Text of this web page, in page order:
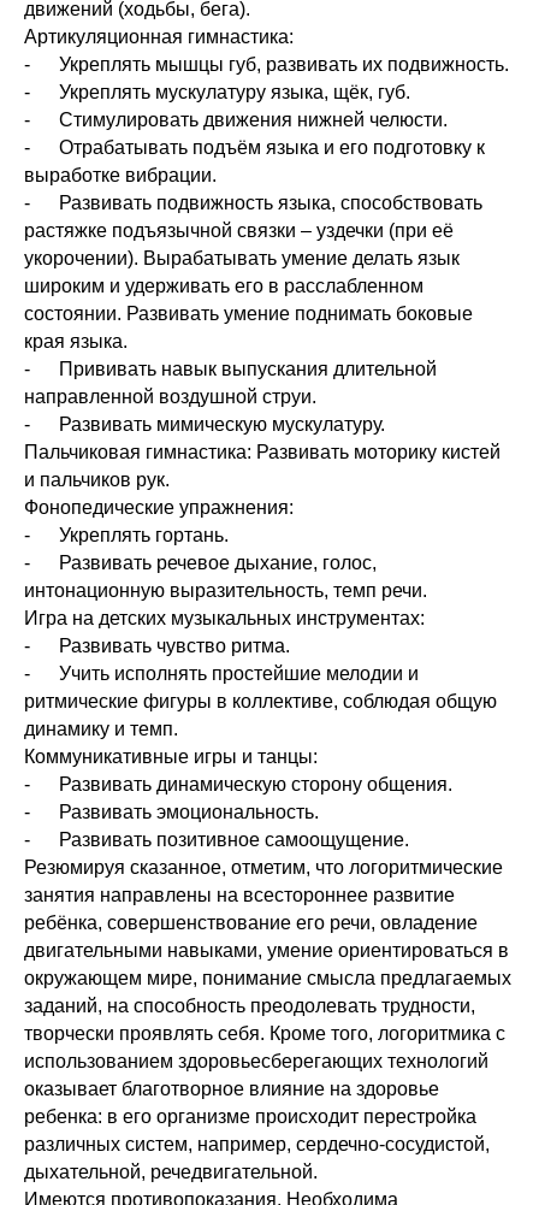
движений (ходьбы, бега).
Артикуляционная гимнастика:
- Укреплять мышцы губ, развивать их подвижность.
- Укреплять мускулатуру языка, щёк, губ.
- Стимулировать движения нижней челюсти.
- Отрабатывать подъём языка и его подготовку к
выработке вибрации.
- Развивать подвижность языка, способствовать
растяжке подъязычной связки – уздечки (при её
укорочении). Вырабатывать умение делать язык
широким и удерживать его в расслабленном
состоянии. Развивать умение поднимать боковые
края языка.
- Прививать навык выпускания длительной
направленной воздушной струи.
- Развивать мимическую мускулатуру.
Пальчиковая гимнастика: Развивать моторику кистей
и пальчиков рук.
Фонопедические упражнения:
- Укреплять гортань.
- Развивать речевое дыхание, голос,
интонационную выразительность, темп речи.
Игра на детских музыкальных инструментах:
- Развивать чувство ритма.
- Учить исполнять простейшие мелодии и
ритмические фигуры в коллективе, соблюдая общую
динамику и темп.
Коммуникативные игры и танцы:
- Развивать динамическую сторону общения.
- Развивать эмоциональность.
- Развивать позитивное самоощущение.
Резюмируя сказанное, отметим, что логоритмические
занятия направлены на всестороннее развитие
ребёнка, совершенствование его речи, овладение
двигательными навыками, умение ориентироваться в
окружающем мире, понимание смысла предлагаемых
заданий, на способность преодолевать трудности,
творчески проявлять себя. Кроме того, логоритмика с
использованием здоровьесберегающих технологий
оказывает благотворное влияние на здоровье
ребенка: в его организме происходит перестройка
различных систем, например, сердечно-сосудистой,
дыхательной, речедвигательной.
Имеются противопоказания. Необходима